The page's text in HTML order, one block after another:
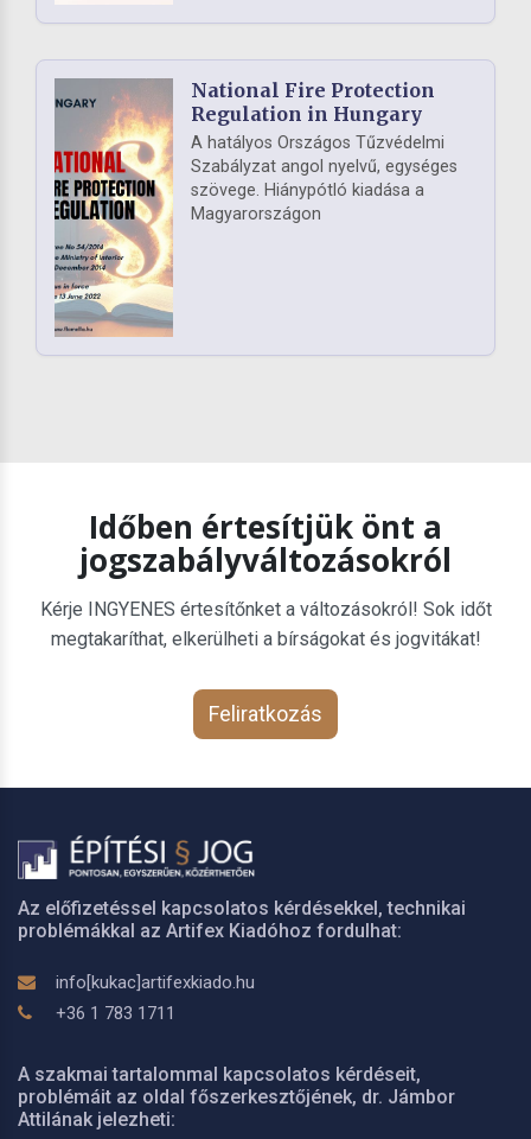
National Fire Protection
Regulation in Hungary
A hatályos Országos Tűzvédelmi
Szabályzat angol nyelvű, egységes
szövege. Hiánypótló kiadása a
Magyarországon
Időben értesítjük önt a
jogszabályváltozásokról
Kérje INGYENES értesítőnket a változásokról! Sok időt
megtakaríthat, elkerülheti a bírságokat és jogvitákat!
Feliratkozás
Az előfizetéssel kapcsolatos kérdésekkel, technikai
problémákkal az Artifex Kiadóhoz fordulhat:
info[kukac]artifexkiado.hu
+36 1 783 1711
A szakmai tartalommal kapcsolatos kérdéseit,
problémáit az oldal főszerkesztőjének, dr. Jámbor
Attilának jelezheti: